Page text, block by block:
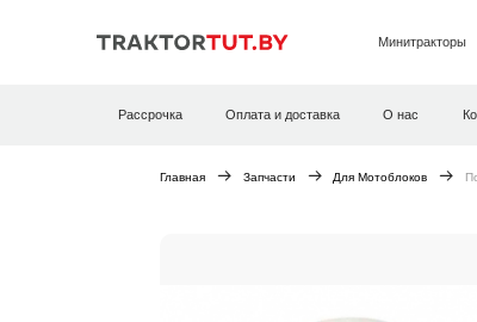
Минитракторы
Рассрочка Оплата и доставка О нас
Главная Запчасти Для Мотоблоков